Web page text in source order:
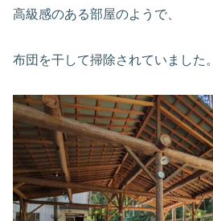
高級感のある部屋のようで、
布団を干して掃除されていました。